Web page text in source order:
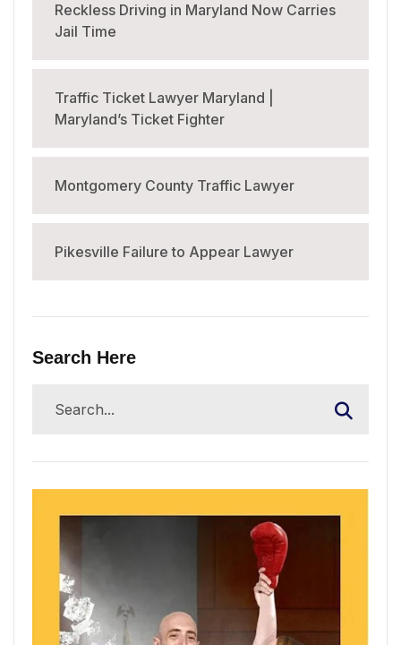
Reckless Driving in Maryland Now Carries
Jail Time
Traffic Ticket Lawyer Maryland |
Maryland’s Ticket Fighter
Montgomery County Traffic Lawyer
Pikesville Failure to Appear Lawyer
Search Here